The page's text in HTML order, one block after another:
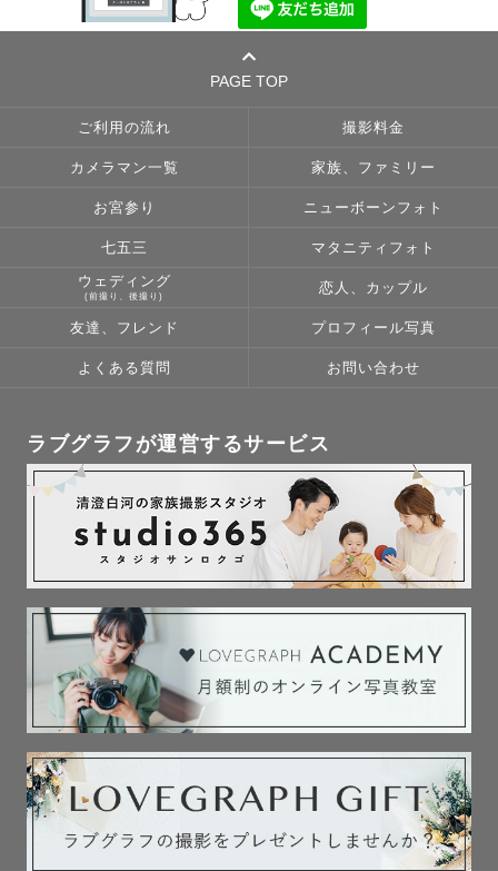
PAGE TOP
ご利用の流れ 撮影料金
カメラマン一覧 家族、ファミリー
お宮参り ニューボーンフォト
七五三 マタニティフォト
ウェディング
(前撮り、後撮り)
恋人、カップル
友達、フレンド プロフィール写真
よくある質問 お問い合わせ
ラブグラフが運営するサービス